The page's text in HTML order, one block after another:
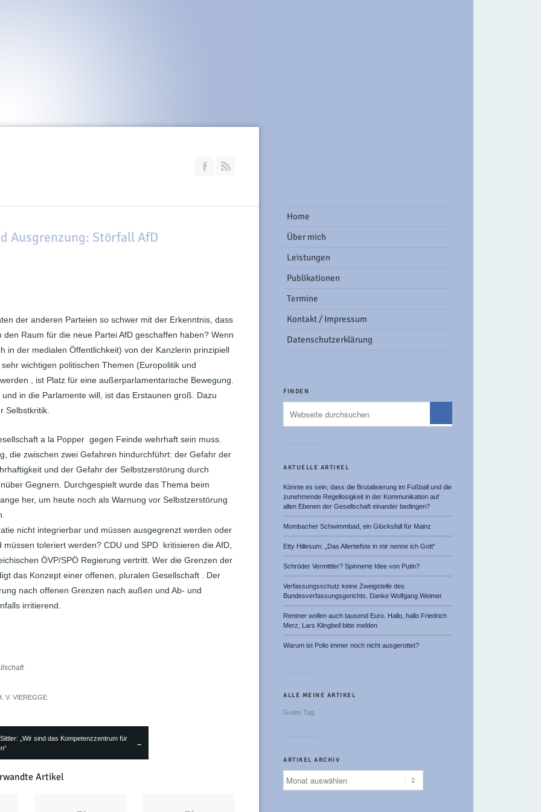
Join our Facebook Group
Ausgrenzung: Störfall AfD
der anderen Parteien so schwer mit der Erkenntnis, dass
Raum für die neue Partei AfD geschaffen haben? Wenn
in der medialen Öffentlichkeit) von der Kanzlerin prinzipiell
wichtigen politischen Themen (Europolitik und
, ist Platz für eine außerparlamentarische Bewegung.
in die Parlamente will, ist das Erstaunen groß. Dazu
Selbstkritik.
a la Popper gegen Feinde wehrhaft sein muss.
die zwischen zwei Gefahren hindurchführt: der Gefahr der
und der Gefahr der Selbstzerstörung durch
Gegnern. Durchgespielt wurde das Thema beim
her, um heute noch als Warnung vor Selbstzerstörung
nicht integrierbar und müssen ausgegrenzt werden oder
toleriert werden? CDU und SPD kritisieren die AfD,
ÖVP/SPÖ Regierung vertritt. Wer die Grenzen der
das Konzept einer offenen, pluralen Gesellschaft . Der
nach offenen Grenzen nach außen und Ab- und
irritierend.
V. VIEREGGE
„Wir sind das Kompetenzzentrum für
→
Artikel
Home
Über mich
Leistungen
Publikationen
Termine
Kontakt / Impressum
Datenschutzerklärung
FINDEN
AKTUELLE ARTIKEL
Könnte es sein, dass die Brutalisierung im Fußball und die
zunehmende Regellosigkeit in der Kommunikation auf
allen Ebenen der Gesellschaft einander bedingen?
Mombacher Schwimmbad, ein Glücksfall für Mainz
Etty Hillesum: „Das Allertiefste in mir nenne ich Gott“
Schröder Vermittler? Spinnerte Idee von Putin?
Verfassungsschutz keine Zweigstelle des
Bundesverfassungsgerichts. Danke Wolfgang Weimer
Rentner wollen auch tausend Euro. Hallo, hallo Friedrich
Merz, Lars Klingbeil bitte melden
Warum ist Polio immer noch nicht ausgerottet?
ALLE MEINE ARTIKEL
Guten Tag
ARTIKEL ARCHIV
Artikel
Archiv